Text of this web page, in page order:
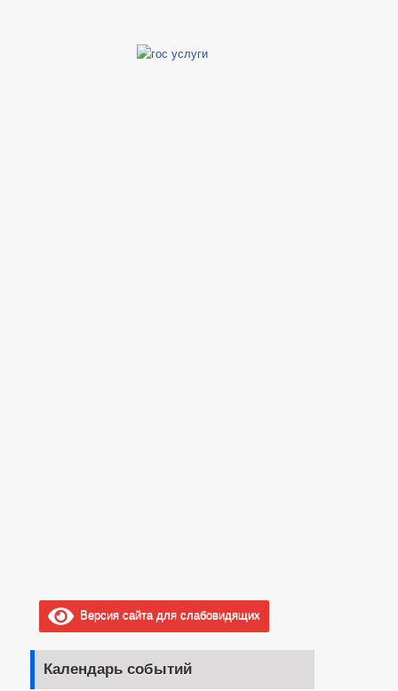
Версия сайта для слабовидящих
Календарь событий